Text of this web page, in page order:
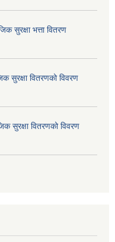
सुरक्षा भत्ता वितरण
सुरक्षा वितरणको विवरण
सुरक्षा वितरणको विवरण